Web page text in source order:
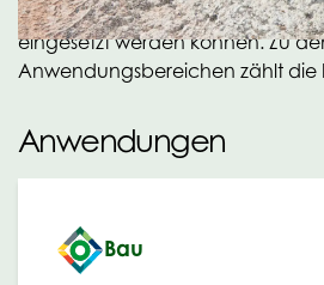
können, die auf der Baustelle
eingesetzt werden können. Zu
Anwendungsbereichen zählt die
Anwendungen
Bau